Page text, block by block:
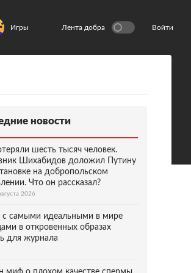
Игры Лента добра Войти
новости
шесть тысяч человек.
Шихабидов доложил Путину
на добропольском
Что он рассказал?
2026
с самыми идеальными в мире
в откровенных образах
для журнала